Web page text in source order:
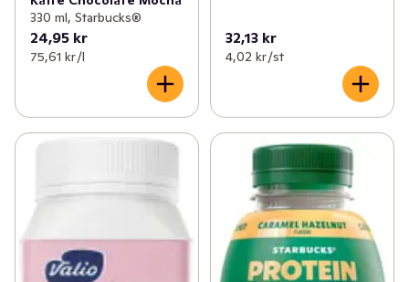
330 ml, Starbucks®
24,95 kr
75,61 kr /l
32,13 kr
4,02 kr /st